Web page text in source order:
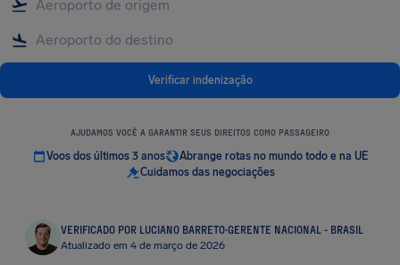
Verificar indenização
AJUDAMOS VOCÊ A GARANTIR SEUS DIREITOS COMO PASSAGEIRO
Voos dos últimos 3 anos
Abrange rotas no mundo todo e na UE
Cuidamos das negociações
VERIFICADO POR LUCIANO BARRETO·GERENTE NACIONAL - BRASIL
Atualizado em 4 de março de 2026